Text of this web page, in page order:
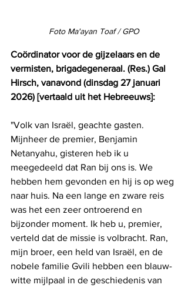
Foto Ma'ayan Toaf / GPO
Coördinator voor de gijzelaars en de
vermisten, brigadegeneraal. (Res.) Gal
Hirsch, vanavond (dinsdag 27 januari
2026) [vertaald uit het Hebreeuws]:
"Volk van Israël, geachte gasten.
Mijnheer de premier, Benjamin
Netanyahu, gisteren heb ik u
meegedeeld dat Ran bij ons is. We
hebben hem gevonden en hij is op weg
naar huis. Na een lange en zware reis
was het een zeer ontroerend en
bijzonder moment. Ik heb u, premier,
verteld dat de missie is volbracht. Ran,
mijn broer, een held van Israël, en de
nobele familie Gvili hebben een blauw-
witte mijlpaal in de geschiedenis van